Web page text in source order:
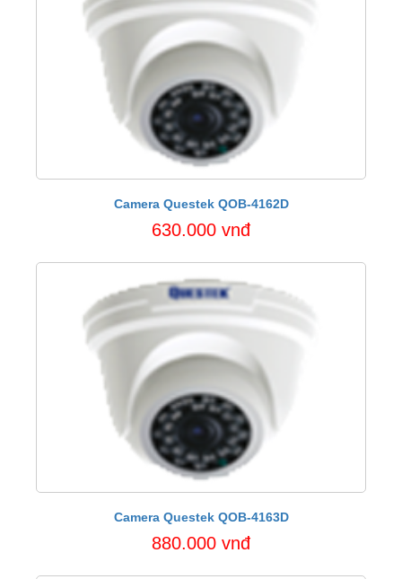
Camera Questek QOB-4162D
630.000 vnđ
Camera Questek QOB-4163D
880.000 vnđ